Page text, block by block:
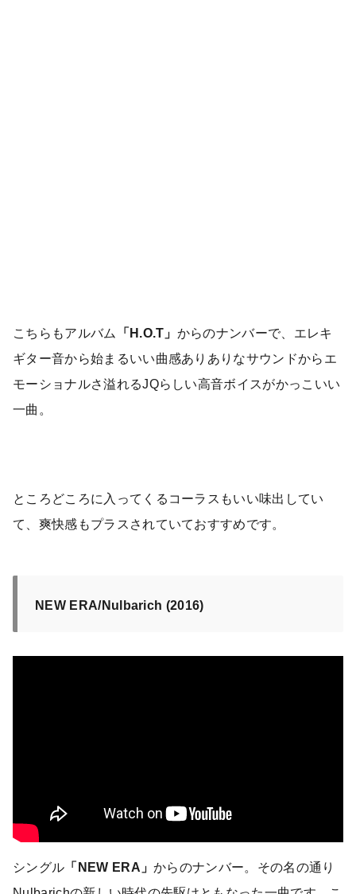
こちらもアルバム 「H.O.T」 からのナンバーで、エレキ
ギター音から始まるいい曲感ありありなサウンドからエ
モーショナルさ溢れるJQらしい高音ボイスがかっこいい
一曲。
ところどころに入ってくるコーラスもいい味出してい
て、爽快感もプラスされていておすすめです。
NEW ERA/Nulbarich (2016)
シングル 「NEW ERA」からのナンバー。その名の通り